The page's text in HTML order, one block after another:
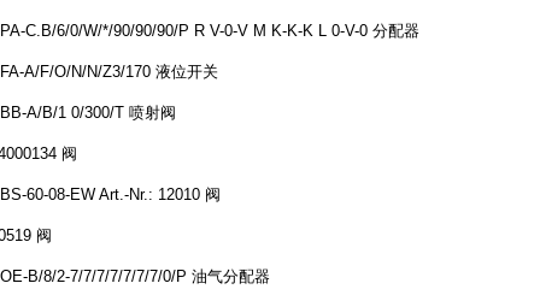
C.B/6/0/W/*/90/90/90/P R V-0-V M K-K-K L 0-V-0 分配器
A/F/O/N/N/Z3/170 液位开关
A/B/1 0/300/T 喷射阀
阀
60-08-EW Art.-Nr.: 12010 阀
阀
B/8/2-7/7/7/7/7/7/7/0/P 油气分配器